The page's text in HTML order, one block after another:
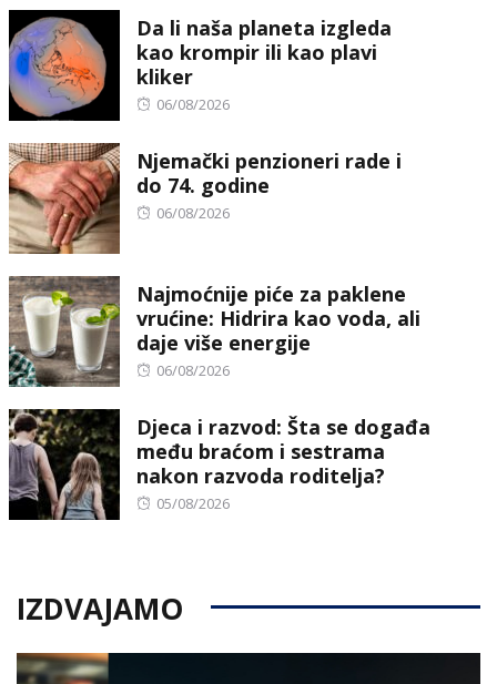
Da li naša planeta izgleda
kao krompir ili kao plavi
kliker
Posted
06/08/2026
Njemački penzioneri rade i
do 74. godine
Posted
06/08/2026
Najmoćnije piće za paklene
vrućine: Hidrira kao voda, ali
daje više energije
Posted
06/08/2026
Djeca i razvod: Šta se događa
među braćom i sestrama
nakon razvoda roditelja?
Posted
05/08/2026
IZDVAJAMO